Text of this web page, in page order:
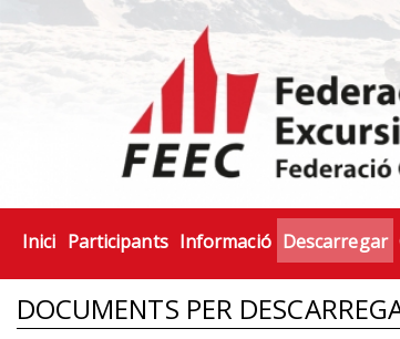
Inici Participants Informació Descarregar
DOCUMENTS PER